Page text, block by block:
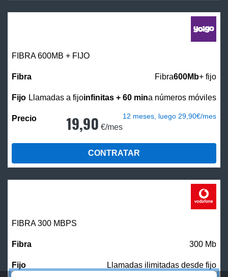
FIBRA 600MB + FIJO
Fibra600Mb+ fijo
Llamadas a fijoinfinitas + 60 mina números móviles
19,90 €/mes
12 meses, luego 29,90€/mes
CONTRATAR
FIBRA 300 MBPS
300 Mb
Llamadas ilimitadas desde fijo